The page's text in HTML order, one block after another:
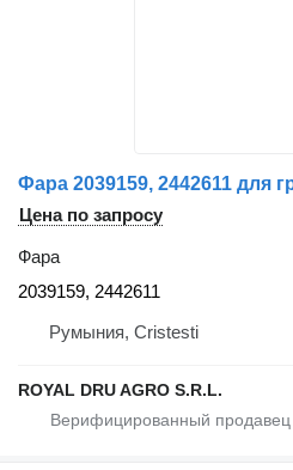
Фара 2039159, 2442611 для
Цена по запросу
Фара
2039159, 2442611
Румыния, Cristesti
ROYAL DRU AGRO S.R.L.